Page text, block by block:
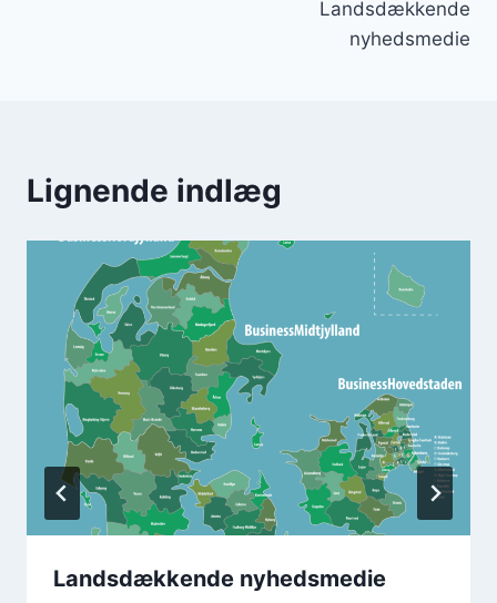
Landsdækkende
nyhedsmedie
Lignende indlæg
Landsdækkende nyhedsmedie